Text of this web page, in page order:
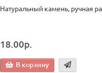
Натуральный камень, ручная
18.00р.
В корзину